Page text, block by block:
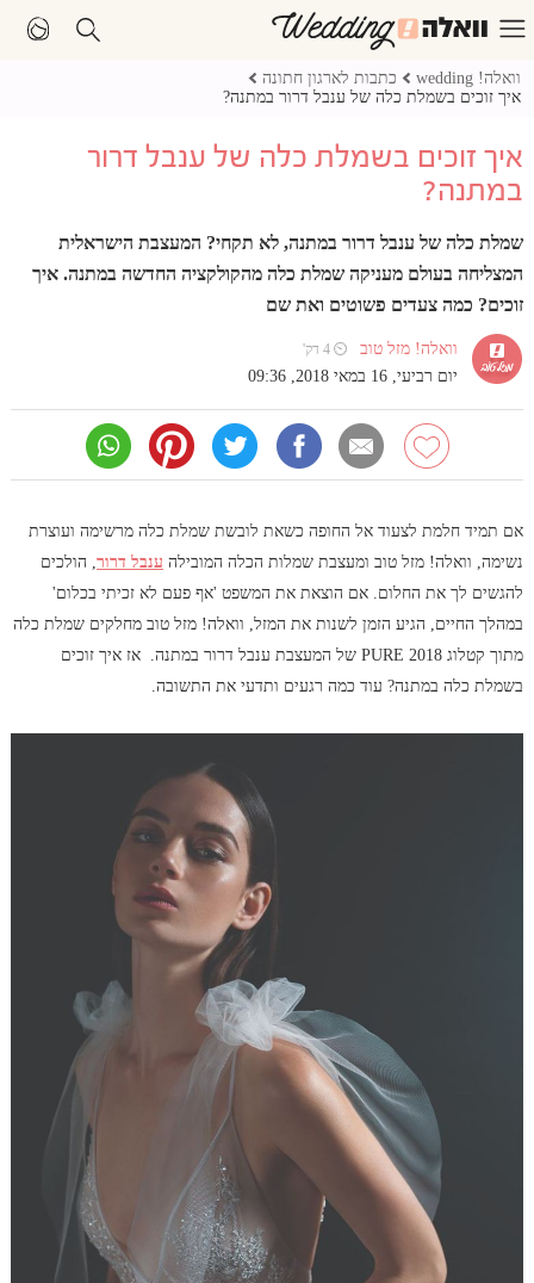
וואלה! wedding
כתבות לארגון חתונה
איך זוכים בשמלת כלה של ענבל דרור במתנה?
איך זוכים בשמלת כלה של ענבל דרור
במתנה?
שמלת כלה של ענבל דרור במתנה, לא תקחי? המעצבת הישראלית
המצליחה בעולם מעניקה שמלת כלה מהקולקציה החדשה במתנה. איך
זוכים? כמה צעדים פשוטים ואת שם
וואלה! מזל טוב ⏲ 4 דק'
יום רביעי, 16 במאי 2018, 09:36
אם תמיד חלמת לצעוד אל החופה כשאת לובשת שמלת כלה מרשימה ועוצרת
נשימה, וואלה! מזל טוב ומעצבת שמלות הכלה המובילה ענבל דרור, הולכים
להגשים לך את החלום. אם הוצאת את המשפט 'אף פעם לא זכיתי בכלום'
במהלך החיים, הגיע הזמן לשנות את המזל, וואלה! מזל טוב מחלקים שמלת כלה
מתוך קטלוג PURE 2018 של המעצבת ענבל דרור במתנה. אז איך זוכים
בשמלת כלה במתנה? עוד כמה רגעים ותדעי את התשובה.